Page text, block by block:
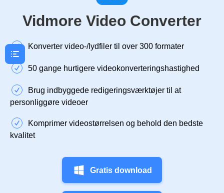
Vidmore Video Converter
Konverter video-/lydfiler til over 300 formater
50 gange hurtigere videokonverteringshastighed
Brug indbyggede redigeringsværktøjer til at
personliggøre videoer
Komprimer videostørrelsen og behold den bedste
kvalitet
Gratis download